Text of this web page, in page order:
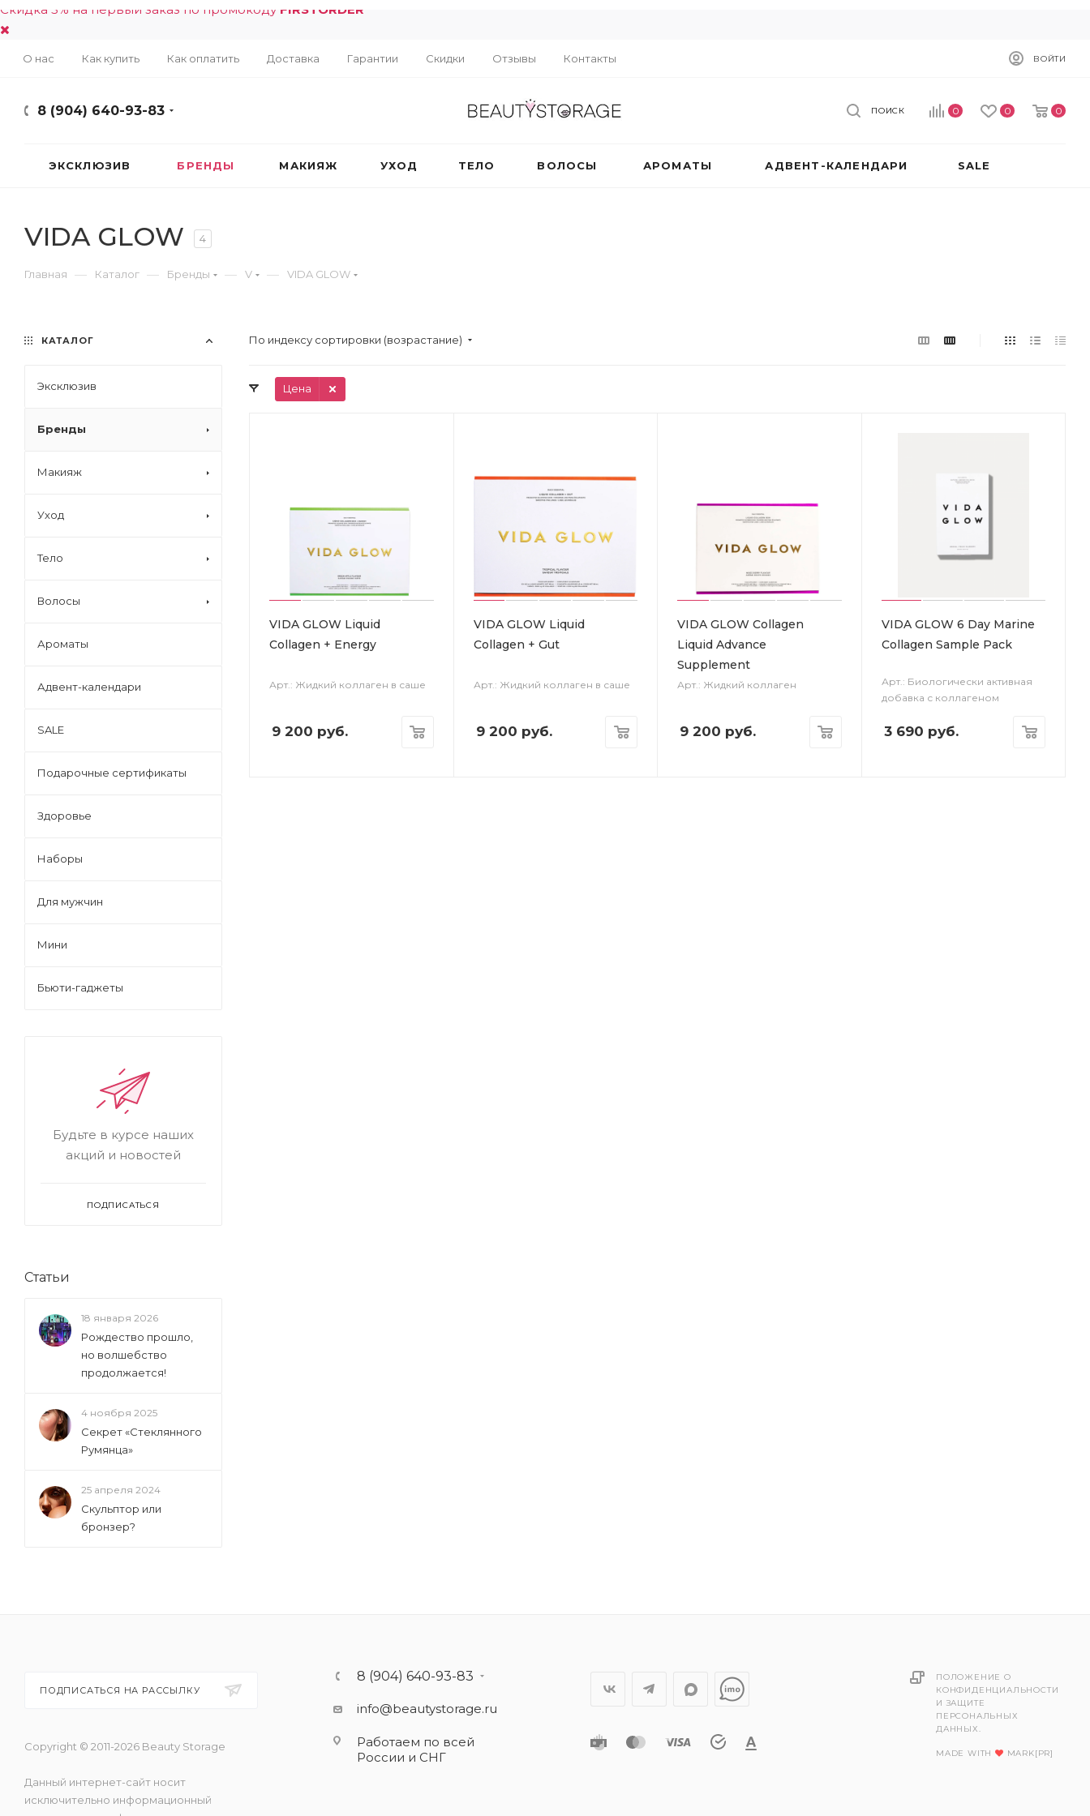
Скидка 5% на первый заказ по промокоду FIRSTORDER
О нас Как купить Как оплатить Доставка Гарантии Скидки Отзывы Контакты ВОЙТИ
8 (904) 640-93-83 0 0 0
ПОИСК
ЭКСКЛЮЗИВ БРЕНДЫ МАКИЯЖ УХОД ТЕЛО ВОЛОСЫ АРОМАТЫ АДВЕНТ-КАЛЕНДАРИ SALE
VIDA GLOW 4
Главная — Каталог — Бренды — V — VIDA GLOW
По индексу сортировки (возрастание)
Цена
VIDA GLOW Liquid
Collagen + Energy
Арт.: Жидкий коллаген в саше
9 200 руб.
VIDA GLOW Liquid
Collagen + Gut
Арт.: Жидкий коллаген в саше
9 200 руб.
VIDA GLOW Collagen
Liquid Advance
Supplement
Арт.: Жидкий коллаген
9 200 руб.
VIDA GLOW 6 Day Marine
Collagen Sample Pack
Арт.: Биологически активная
добавка с коллагеном
3 690 руб.
КАТАЛОГ
Эксклюзив
Бренды
Макияж
Уход
Тело
Волосы
Ароматы
Адвент-календари
SALE
Подарочные сертификаты
Здоровье
Наборы
Для мужчин
Мини
Бьюти-гаджеты
Будьте в курсе наших
акций и новостей
ПОДПИСАТЬСЯ
Статьи
18 января 2026
Рождество прошло,
но волшебство
продолжается!
4 ноября 2025
Секрет «Стеклянного
Румянца»
25 апреля 2024
Скульптор или
бронзер?
ПОДПИСАТЬСЯ НА РАССЫЛКУ
Copyright © 2011-2026 Beauty Storage
Данный интернет-сайт носит
исключительно информационный
8 (904) 640-93-83
info@beautystorage.ru
Работаем по всей
России и СНГ
ПОЛОЖЕНИЕ О
КОНФИДЕНЦИАЛЬНОСТИ
И ЗАЩИТЕ
ПЕРСОНАЛЬНЫХ
ДАННЫХ.
MADE WITH MARK[PR]